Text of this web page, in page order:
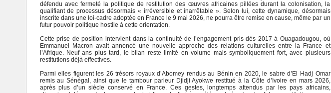
défendu avec fermeté la politique de restitution des œuvres africaines pillées durant la colonisation, la
qualifiant de processus désormais « irréversible et inarrêtable ». Selon lui, cette dynamique, désormais
inscrite dans une loi-cadre adoptée en France le 9 mai 2026, ne pourra être remise en cause, même par un
futur pouvoir politique hostile à cette orientation.
Cette prise de position intervient dans la continuité de l’engagement pris dès 2017 à Ouagadougou, où
Emmanuel Macron avait annoncé une nouvelle approche des relations culturelles entre la France et
l’Afrique. Neuf ans plus tard, le bilan reste limité en volume mais symboliquement fort, avec plusieurs
restitutions déjà effectives.
Parmi elles figurent les 26 trésors royaux d’Abomey rendus au Bénin en 2020, le sabre d’El Hadj Omar
remis au Sénégal, ainsi que le tambour parleur Djidji Ayokwe restitué à la Côte d’Ivoire en mars 2026,
après plus d’un siècle conservé en France. Ces gestes, longtemps attendus par les pays africains,